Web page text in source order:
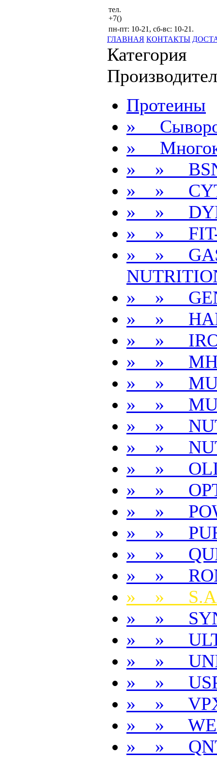
тел.
+7()
пн-пт: 10-21, сб-вс: 10-21.
ГЛАВНАЯ КОНТАКТЫ
Категория
Протеины
»
»
» »
» »
» »
» » FIT-
» »
» »
» »
» »
» »
» »
» »
» »
» »
» »
» »
» »
» »
» »
» »
» »
» »
» »
» »
» »
» »
» »
» »